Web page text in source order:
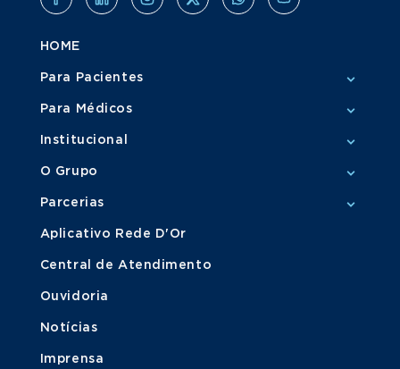
HOME
Para Pacientes
Para Médicos
Institucional
O Grupo
Parcerias
Aplicativo Rede D'Or
Central de Atendimento
Ouvidoria
Notícias
Imprensa